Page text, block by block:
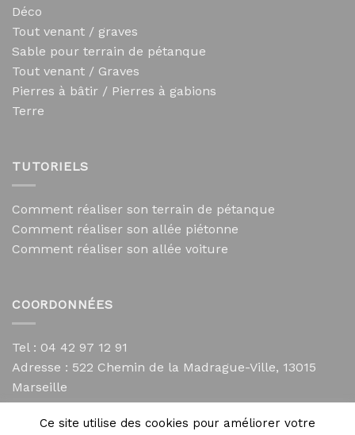
Déco
Tout venant / graves
Sable pour terrain de pétanque
Tout venant / Graves
Pierres à bâtir / Pierres à gabions
Terre
TUTORIELS
Comment réaliser son terrain de pétanque
Comment réaliser son allée piétonne
Comment réaliser son allée voiture
COORDONNÉES
Tel : 04 42 97 12 91
Adresse : 522 Chemin de la Madrague-Ville, 13015
Marseille
contact@mycailloux.com
Mentions légales
Ce site utilise des cookies pour améliorer votre